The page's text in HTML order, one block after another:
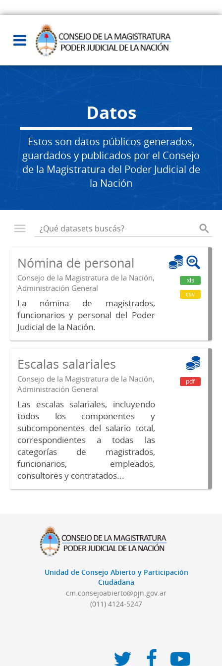
Datos
Estos son datos públicos generados,
guardados y publicados por el Consejo
de la Magistratura del Poder Judicial de
la Nación
Nómina de personal
Consejo de la Magistratura de la Nación,
Administración General
La nómina de magistrados,
funcionarios y personal del Poder
Judicial de la Nación.
xls
csv
Escalas salariales
Consejo de la Magistratura de la Nación,
Administración General
Las escalas salariales, incluyendo
todos los componentes y
subcomponentes del salario total,
correspondientes a todas las
categorías de magistrados,
funcionarios, empleados,
consultores y contratados...
pdf
Unidad de Consejo Abierto y Participación
Ciudadana
cm.consejoabierto@pjn.gov.ar
(011) 4124-5247